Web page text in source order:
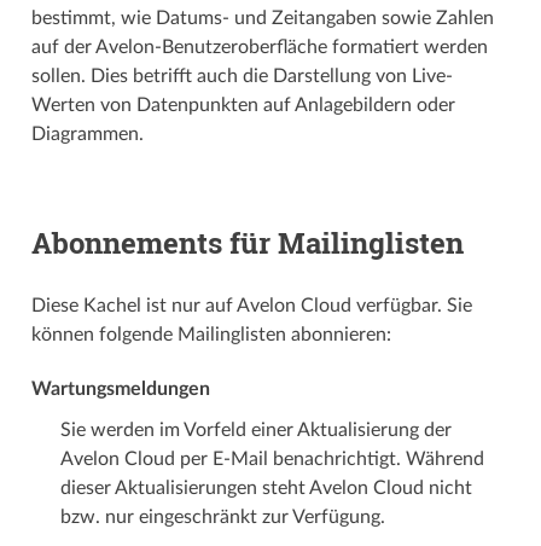
bestimmt, wie Datums- und Zeitangaben sowie Zahlen
auf der Avelon-Benutzeroberfläche formatiert werden
sollen. Dies betrifft auch die Darstellung von Live-
Werten von Datenpunkten auf Anlagebildern oder
Diagrammen.
Abonnements für Mailinglisten
Diese Kachel ist nur auf Avelon Cloud verfügbar. Sie
können folgende Mailinglisten abonnieren:
Wartungsmeldungen
Sie werden im Vorfeld einer Aktualisierung der
Avelon Cloud per E-Mail benachrichtigt. Während
dieser Aktualisierungen steht Avelon Cloud nicht
bzw. nur eingeschränkt zur Verfügung.